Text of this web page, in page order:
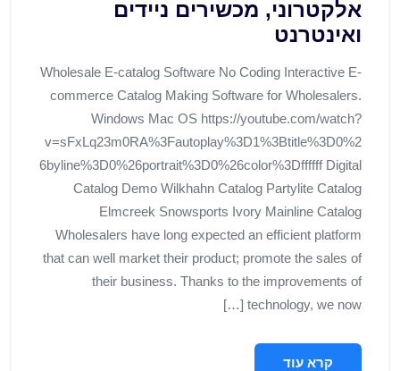
אלקטרוני, מכשירים ניידים
ואינטרנט
Wholesale E-catalog Software No Coding Interactive E-
commerce Catalog Making Software for Wholesalers.
Windows Mac OS https://youtube.com/watch?
v=sFxLq23m0RA%3Fautoplay%3D1%3Btitle%3D0%2
6byline%3D0%26portrait%3D0%26color%3Dffffff Digital
Catalog Demo Wilkhahn Catalog Partylite Catalog
Elmcreek Snowsports Ivory Mainline Catalog
Wholesalers have long expected an efficient platform
that can well market their product; promote the sales of
their business. Thanks to the improvements of
technology, we now […]
קרא עוד